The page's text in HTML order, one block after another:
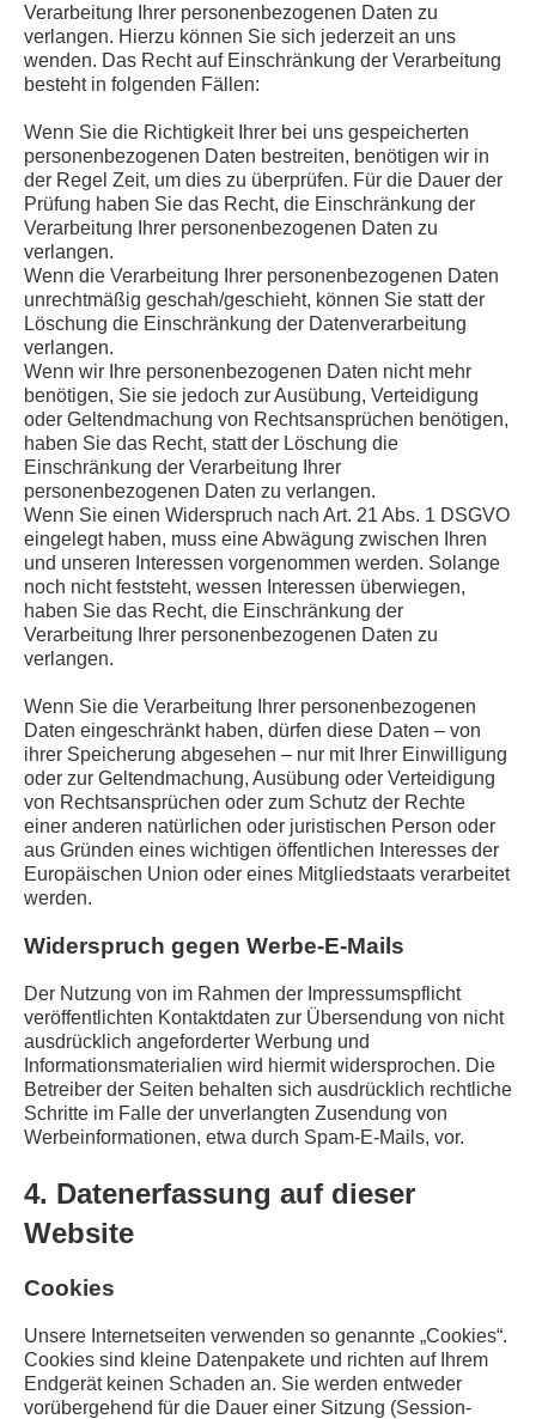
Verarbeitung Ihrer personenbezogenen Daten zu
verlangen. Hierzu können Sie sich jederzeit an uns
wenden. Das Recht auf Einschränkung der Verarbeitung
besteht in folgenden Fällen:
Wenn Sie die Richtigkeit Ihrer bei uns gespeicherten
personenbezogenen Daten bestreiten, benötigen wir in
der Regel Zeit, um dies zu überprüfen. Für die Dauer der
Prüfung haben Sie das Recht, die Einschränkung der
Verarbeitung Ihrer personenbezogenen Daten zu
verlangen.
Wenn die Verarbeitung Ihrer personenbezogenen Daten
unrechtmäßig geschah/geschieht, können Sie statt der
Löschung die Einschränkung der Datenverarbeitung
verlangen.
Wenn wir Ihre personenbezogenen Daten nicht mehr
benötigen, Sie sie jedoch zur Ausübung, Verteidigung
oder Geltendmachung von Rechtsansprüchen benötigen,
haben Sie das Recht, statt der Löschung die
Einschränkung der Verarbeitung Ihrer
personenbezogenen Daten zu verlangen.
Wenn Sie einen Widerspruch nach Art. 21 Abs. 1 DSGVO
eingelegt haben, muss eine Abwägung zwischen Ihren
und unseren Interessen vorgenommen werden. Solange
noch nicht feststeht, wessen Interessen überwiegen,
haben Sie das Recht, die Einschränkung der
Verarbeitung Ihrer personenbezogenen Daten zu
verlangen.
Wenn Sie die Verarbeitung Ihrer personenbezogenen
Daten eingeschränkt haben, dürfen diese Daten – von
ihrer Speicherung abgesehen – nur mit Ihrer Einwilligung
oder zur Geltendmachung, Ausübung oder Verteidigung
von Rechtsansprüchen oder zum Schutz der Rechte
einer anderen natürlichen oder juristischen Person oder
aus Gründen eines wichtigen öffentlichen Interesses der
Europäischen Union oder eines Mitgliedstaats verarbeitet
werden.
Widerspruch gegen Werbe-E-Mails
Der Nutzung von im Rahmen der Impressumspflicht
veröffentlichten Kontaktdaten zur Übersendung von nicht
ausdrücklich angeforderter Werbung und
Informationsmaterialien wird hiermit widersprochen. Die
Betreiber der Seiten behalten sich ausdrücklich rechtliche
Schritte im Falle der unverlangten Zusendung von
Werbeinformationen, etwa durch Spam-E-Mails, vor.
4. Datenerfassung auf dieser
Website
Cookies
Unsere Internetseiten verwenden so genannte „Cookies“.
Cookies sind kleine Datenpakete und richten auf Ihrem
Endgerät keinen Schaden an. Sie werden entweder
vorübergehend für die Dauer einer Sitzung (Session-